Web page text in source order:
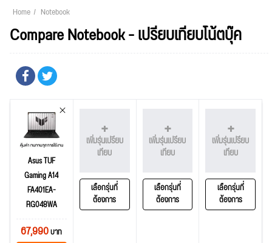
Home Notebook
Compare Notebook - เปรียบเทียบโน้ตบุ๊ค
Asus TUF
Gaming A14
FA401EA-
RG048WA
67,990บาท
เพิ่มรุ่นเปรียบ
เทียบ
เลือกรุ่นที่
ต้องการ
เพิ่มรุ่นเปรียบ
เทียบ
เลือกรุ่นที่
ต้องการ
เพิ่มรุ่นเปรียบ
เทียบ
เลือกรุ่นที่
ต้องการ